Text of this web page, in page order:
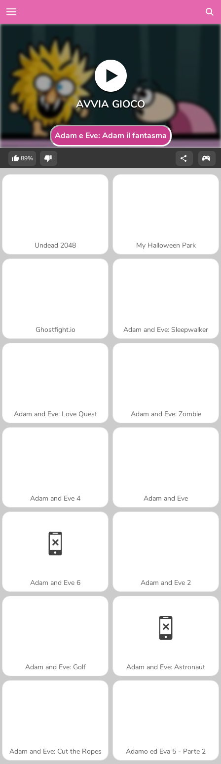
Adam e Eve: Adam il fantasma
89%
Undead 2048 My Halloween Park
Ghostfight.io Adam and Eve: Sleepwalker
Adam and Eve: Love Quest Adam and Eve: Zombie
Adam and Eve 4 Adam and Eve
Adam and Eve 6 Adam and Eve 2
Adam and Eve: Golf Adam and Eve: Astronaut
Adam and Eve: Cut the Ropes Adamo ed Eva 5 - Parte 2